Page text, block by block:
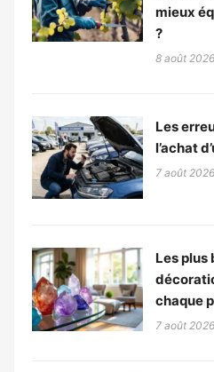
mieux
?
8 août 2026
Les
l’achat
7 août 2026
Les plus
chaque
7 août 2026